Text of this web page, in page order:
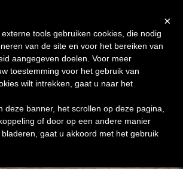
Winkelmand Shop
Mask
×
tools gebruiken cookies, die nodig
van de site en voor het bereiken van
aangegeven doelen. Voor meer
toestemming voor het gebruik van
wilt intrekken, gaat u naar het
deze banner, het scrollen op deze pagina,
of door op een andere manier
gaat u akkoord met het gebruik